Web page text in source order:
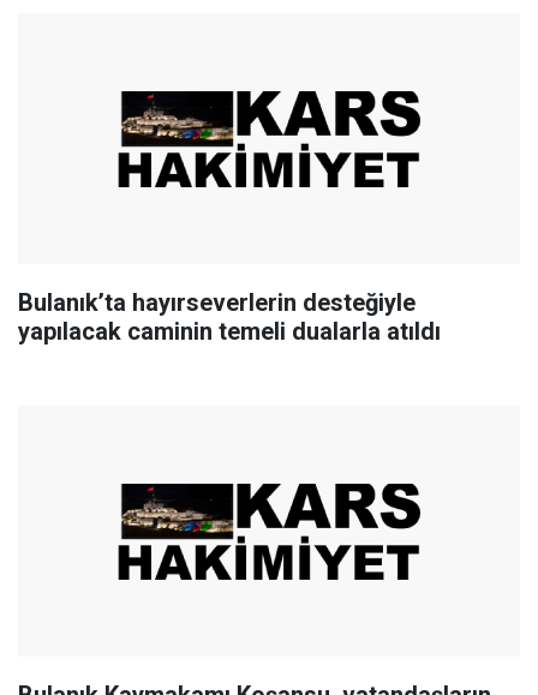
Bulanık’ta hayırseverlerin desteğiyle
yapılacak caminin temeli dualarla atıldı